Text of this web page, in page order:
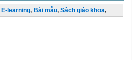
E-learning, Bài mẫu, Sách giáo khoa, ...